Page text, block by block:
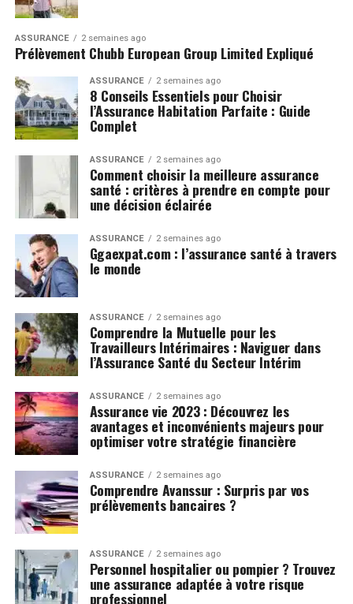
ASSURANCE 2 semaines ago
Prélèvement Chubb European Group Limited Expliqué
ASSURANCE 2 semaines ago
8 Conseils Essentiels pour Choisir
l’Assurance Habitation Parfaite : Guide
Complet
ASSURANCE 2 semaines ago
Comment choisir la meilleure assurance
santé : critères à prendre en compte pour
une décision éclairée
ASSURANCE 2 semaines ago
Ggaexpat.com : l’assurance santé à travers
le monde
ASSURANCE 2 semaines ago
Comprendre la Mutuelle pour les
Travailleurs Intérimaires : Naviguer dans
l’Assurance Santé du Secteur Intérim
ASSURANCE 2 semaines ago
Assurance vie 2023 : Découvrez les
avantages et inconvénients majeurs pour
optimiser votre stratégie financière
ASSURANCE 2 semaines ago
Comprendre Avanssur : Surpris par vos
prélèvements bancaires ?
ASSURANCE 2 semaines ago
Personnel hospitalier ou pompier ? Trouvez
une assurance adaptée à votre risque
professionnel